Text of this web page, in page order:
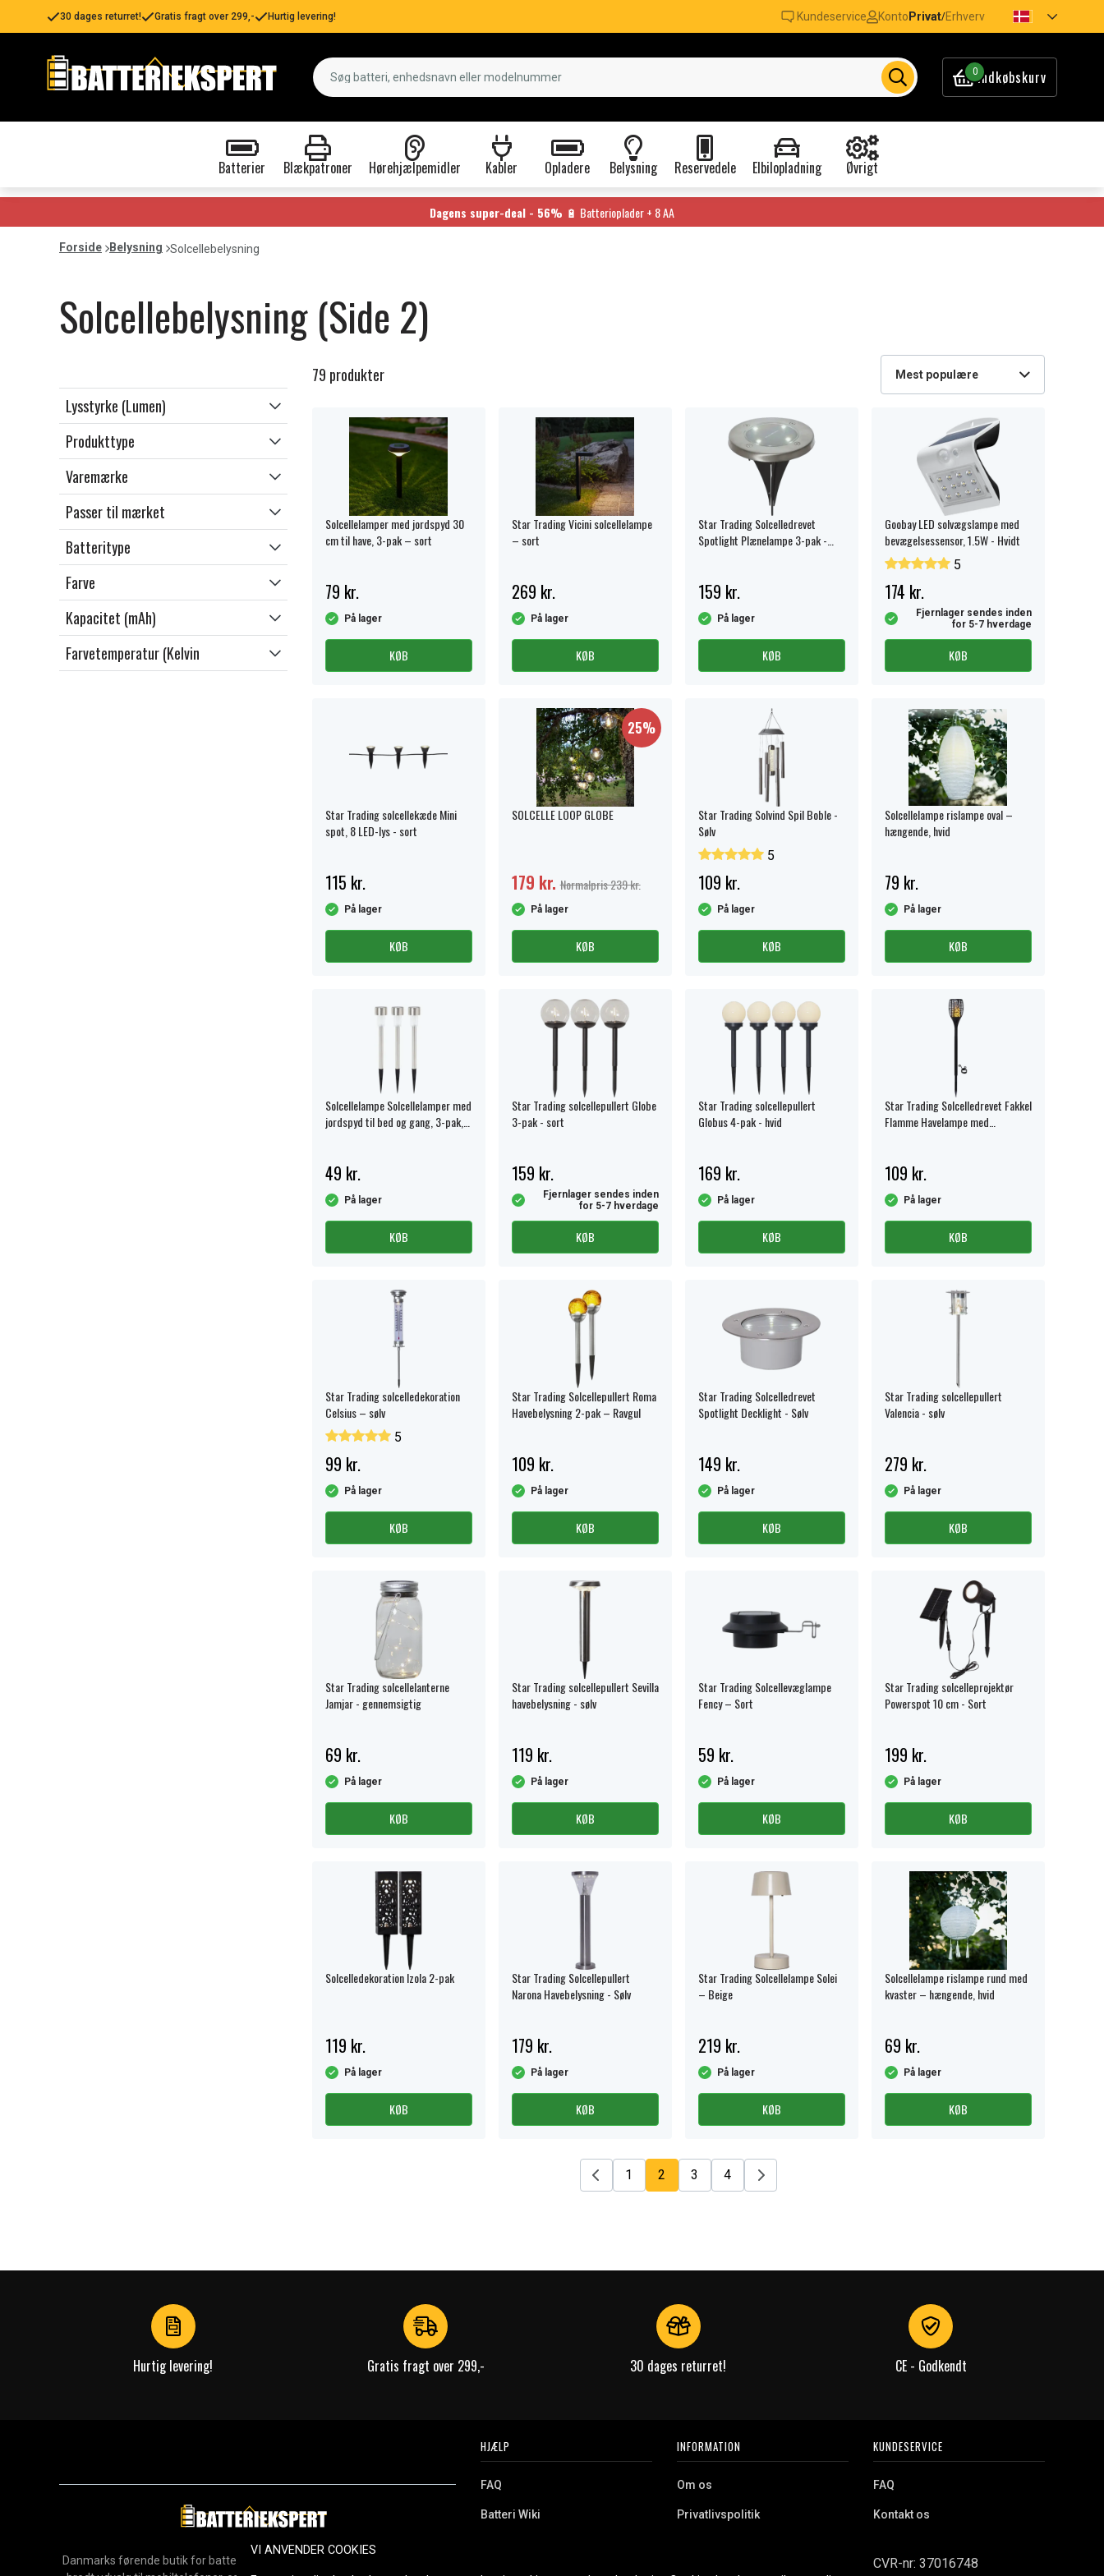
30 dages returret! Gratis fragt over 299,- Hurtig levering! Kundeservice Konto Privat/Erhverv
0Indkøbskurv
Batterier Blækpatroner Hørehjælpemidler Kabler Opladere Belysning Reservedele Elbilopladning Øvrigt
Dagens super-deal - 56% 🔋 Batterioplader + 8 AA
Forside Belysning Solcellebelysning
Solcellebelysning (Side 2)
Lysstyrke (Lumen)
Produkttype
Varemærke
Passer til mærket
Batteritype
Farve
Kapacitet (mAh)
Farvetemperatur (Kelvin
79 produkter Mest populære
Solcellelamper med jordspyd 30
cm til have, 3-pak – sort
79 kr.
På lager
KØB
Star Trading Vicini solcellelampe
– sort
269 kr.
På lager
KØB
Star Trading Solcelledrevet
Spotlight Plænelampe 3-pak -
159 kr.
På lager
KØB
Goobay LED solvægslampe med
bevægelsessensor, 1.5W - Hvidt
5
174 kr.
Fjernlager sendes inden
for 5-7 hverdage
KØB
Star Trading solcellekæde Mini
spot, 8 LED-lys - sort
115 kr.
På lager
KØB
25%
SOLCELLE LOOP GLOBE
179 kr. Normalpris 239 kr.
På lager
KØB
Star Trading Solvind Spil Boble -
Sølv
5
109 kr.
På lager
KØB
Solcellelampe rislampe oval –
hængende, hvid
79 kr.
På lager
KØB
Solcellelampe Solcellelamper med
jordspyd til bed og gang, 3-pak,
49 kr.
På lager
KØB
Star Trading solcellepullert Globe
3-pak - sort
159 kr.
Fjernlager sendes inden
for 5-7 hverdage
KØB
Star Trading solcellepullert
Globus 4-pak - hvid
169 kr.
På lager
KØB
Star Trading Solcelledrevet Fakkel
Flamme Havelampe med
109 kr.
På lager
KØB
Star Trading solcelledekoration
Celsius – sølv
5
99 kr.
På lager
KØB
Star Trading Solcellepullert Roma
Havebelysning 2-pak – Ravgul
109 kr.
På lager
KØB
Star Trading Solcelledrevet
Spotlight Decklight - Sølv
149 kr.
På lager
KØB
Star Trading solcellepullert
Valencia - sølv
279 kr.
På lager
KØB
Star Trading solcellelanterne
Jamjar - gennemsigtig
69 kr.
På lager
KØB
Star Trading solcellepullert Sevilla
havebelysning - sølv
119 kr.
På lager
KØB
Star Trading Solcellevæglampe
Fency – Sort
59 kr.
På lager
KØB
Star Trading solcelleprojektør
Powerspot 10 cm - Sort
199 kr.
På lager
KØB
Solcelledekoration Izola 2-pak
119 kr.
På lager
KØB
Star Trading Solcellepullert
Narona Havebelysning - Sølv
179 kr.
På lager
KØB
Star Trading Solcellelampe Solei
– Beige
219 kr.
På lager
KØB
Solcellelampe rislampe rund med
kvaster – hængende, hvid
69 kr.
På lager
KØB
1 2 3 4
Hurtig levering! Gratis fragt over 299,- 30 dages returret! CE - Godkendt
Danmarks førende butik for batterier, opladere og reservedele. Vi tilbyder et
HJÆLP
FAQ
Batteri Wiki
INFORMATION
Om os
Privatlivspolitik
KUNDESERVICE
FAQ
Kontakt os
CVR-nr: 37016748
VI ANVENDER COOKIES